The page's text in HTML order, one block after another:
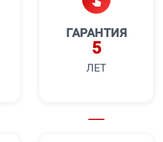
ГАРАНТИЯ
5
ЛЕТ